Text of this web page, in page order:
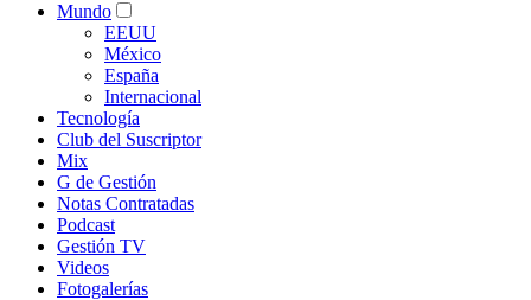
Mundo
EEUU
México
España
Internacional
Tecnología
Club del Suscriptor
Mix
G de Gestión
Notas Contratadas
Podcast
Gestión TV
Videos
Fotogalerías